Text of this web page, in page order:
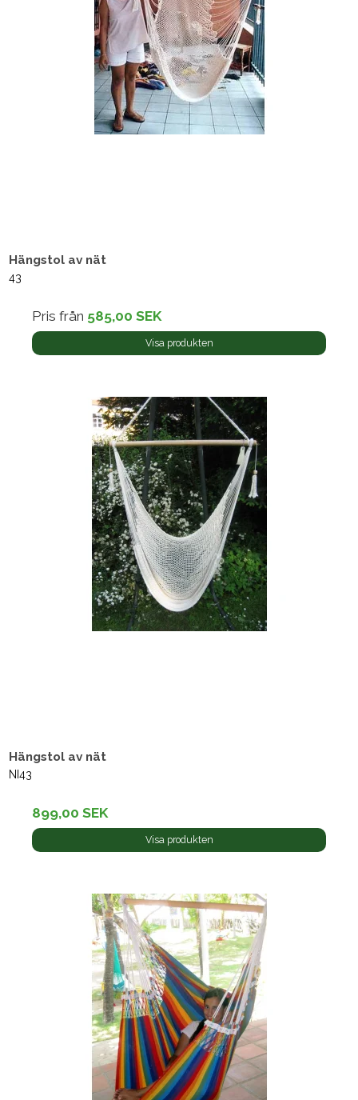
Hängstol av nät
43
Pris från 585,00 SEK
Visa produkten
Hängstol av nät
NI43
899,00 SEK
Visa produkten